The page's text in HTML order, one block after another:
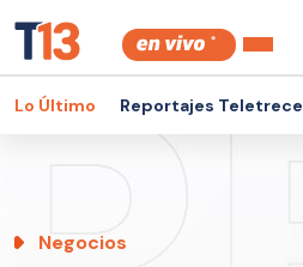
Lo Último Reportajes Teletrece
Negocios